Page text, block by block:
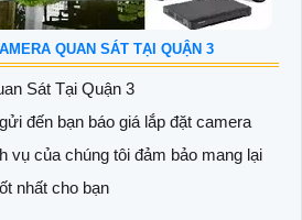
QUAN SÁT TẠI QUẬN 3
Sát Tại Quận 3
đến bạn báo giá lắp đặt camera
vụ của chúng tôi đảm bảo mang lại
nhất cho bạn